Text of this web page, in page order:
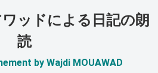
ッドによる日記の朗
読
by Wajdi MOUAWAD